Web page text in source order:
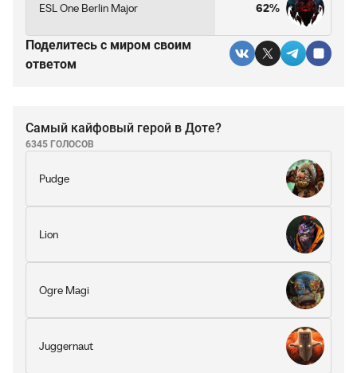
ESL One Berlin Major 62%
Поделитесь c миром своим
ответом
Самый кайфовый герой в Доте?
6345 ГОЛОСОВ
Pudge
Lion
Ogre Magi
Juggernaut